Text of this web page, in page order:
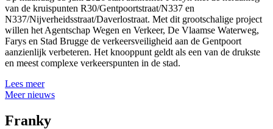
van de kruispunten R30/Gentpoortstraat/N337 en
N337/Nijverheidsstraat/Daverlostraat. Met dit grootschalige project
willen het Agentschap Wegen en Verkeer, De Vlaamse Waterweg,
Farys en Stad Brugge de verkeersveiligheid aan de Gentpoort
aanzienlijk verbeteren. Het knooppunt geldt als een van de drukste
en meest complexe verkeerspunten in de stad.
Lees meer
Meer nieuws
Franky